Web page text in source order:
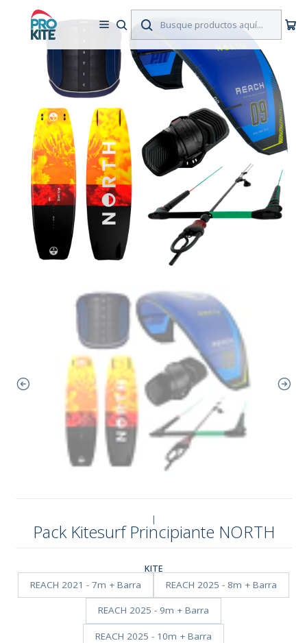
|
Pack Kitesurf Principiante NORTH
KITE
REACH 2021 - 7m + Barra
REACH 2025 - 8m + Barra
REACH 2025 - 9m + Barra
REACH 2025 - 10m + Barra